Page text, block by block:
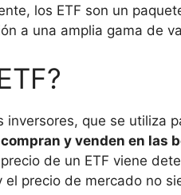
los ETF son un
a una amplia gama de
inversores, que se utiliza
compran y venden en las
de un ETF viene
precio de mercado no